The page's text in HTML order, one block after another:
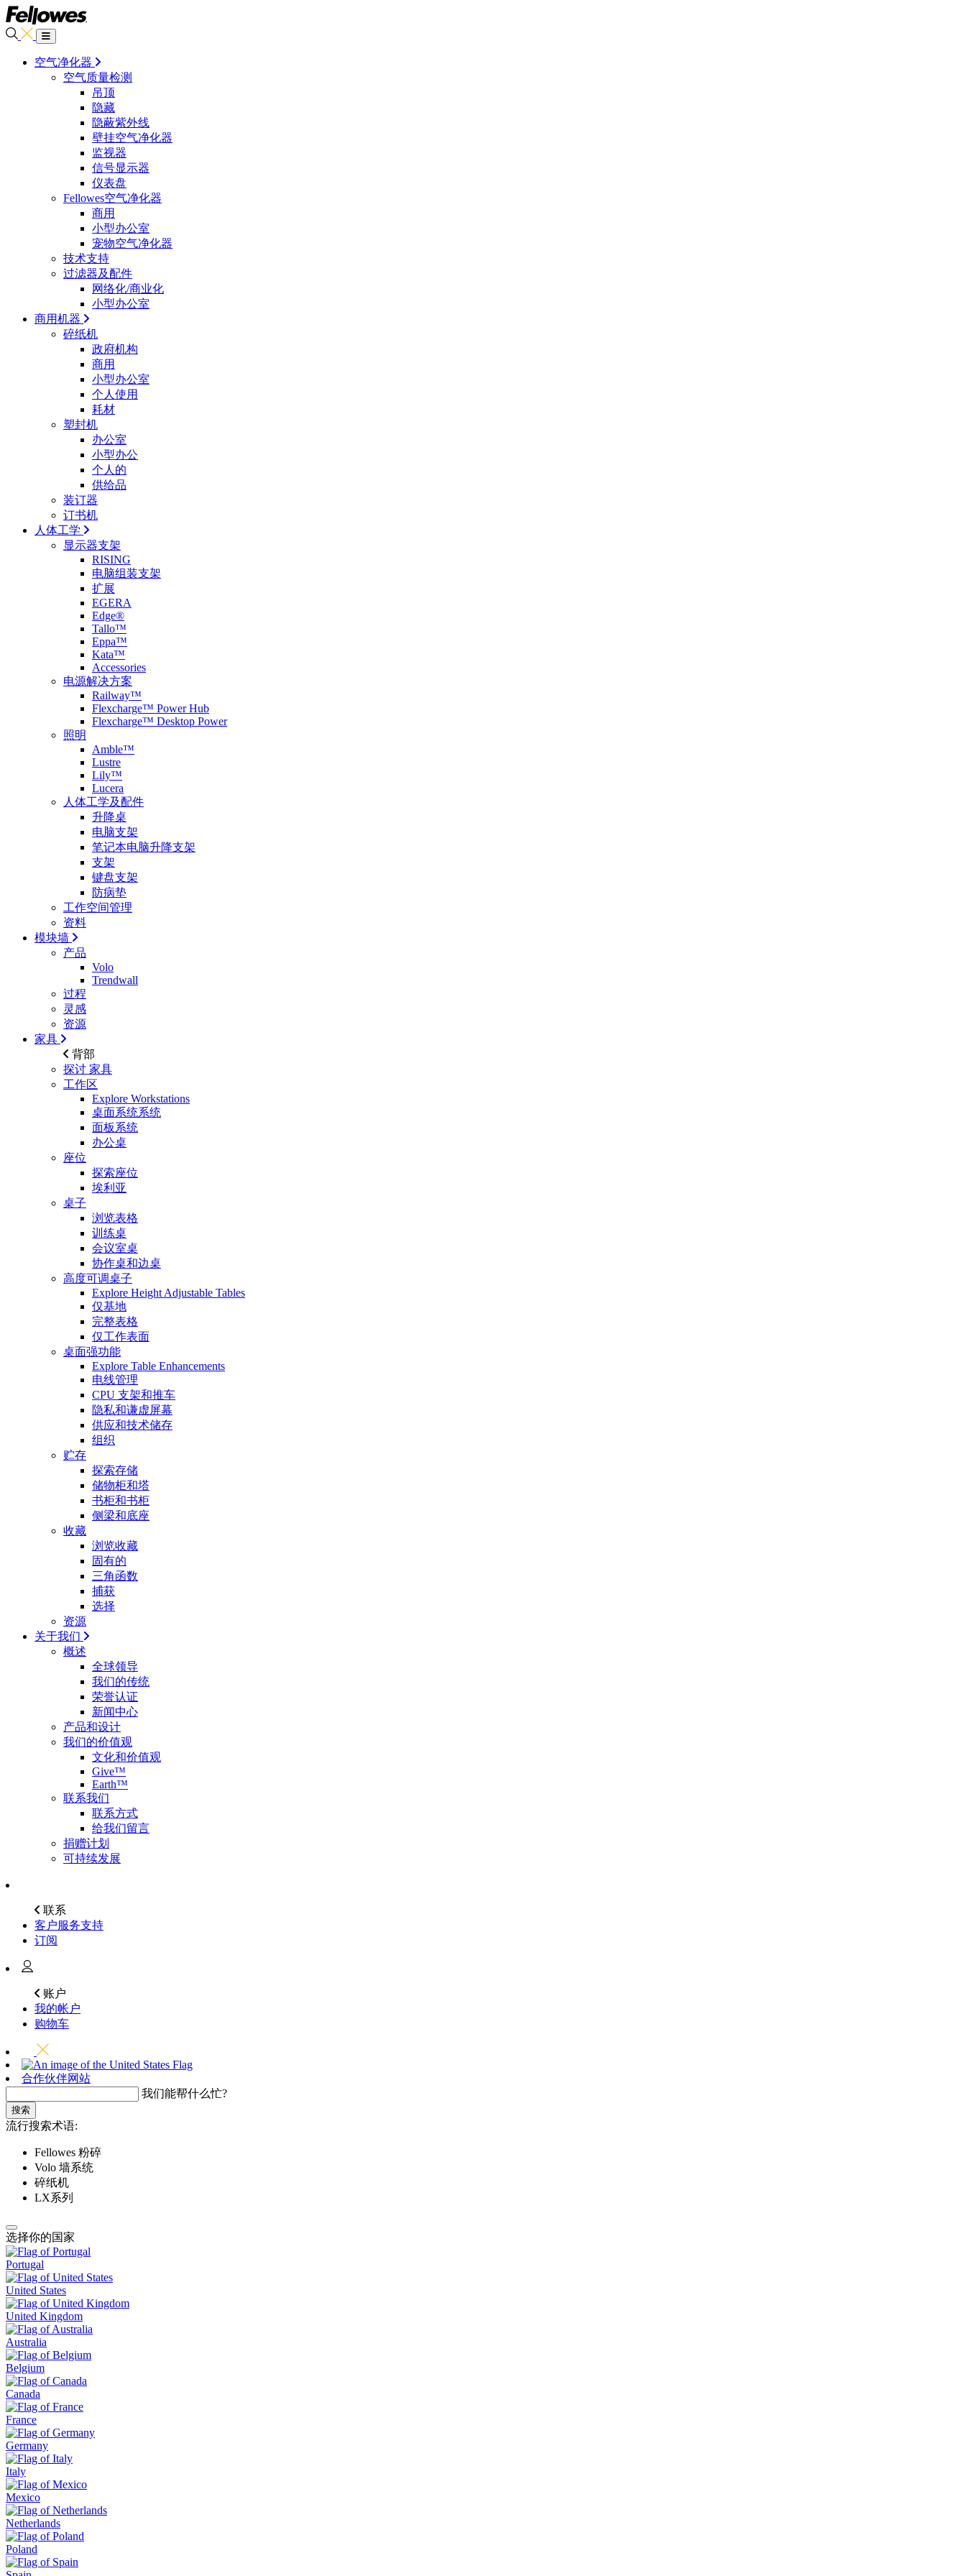
空气净化器
空气质量检测
吊顶
隐藏
隐蔽紫外线
壁挂空气净化器
监视器
信号显示器
仪表盘
Fellowes空气净化器
商用
小型办公室
宠物空气净化器
技术支持
过滤器及配件
网络化/商业化
小型办公室
商用机器
碎纸机
政府机构
商用
小型办公室
个人使用
耗材
塑封机
办公室
小型办公
个人的
供给品
装订器
订书机
人体工学
显示器支架
RISING
电脑组装支架
扩展
EGERA
Edge®
Tallo™
Eppa™
Kata™
Accessories
电源解决方案
Railway™
Flexcharge™ Power Hub
Flexcharge™ Desktop Power
照明
Amble™
Lustre
Lily™
Lucera
人体工学及配件
升降桌
电脑支架
笔记本电脑升降支架
支架
键盘支架
防病垫
工作空间管理
资料
模块墙
产品
Volo
Trendwall
过程
灵感
资源
家具
背部
探讨 家具
工作区
Explore Workstations
桌面系统系统
面板系统
办公桌
座位
探索座位
埃利亚
桌子
浏览表格
训练桌
会议室桌
协作桌和边桌
高度可调桌子
Explore Height Adjustable Tables
仅基地
完整表格
仅工作表面
桌面强功能
Explore Table Enhancements
电线管理
CPU 支架和推车
隐私和谦虚屏幕
供应和技术储存
组织
贮存
探索存储
储物柜和塔
书柜和书柜
侧梁和底座
收藏
浏览收藏
固有的
三角函数
捕获
选择
资源
关于我们
概述
全球领导
我们的传统
荣誉认证
新闻中心
产品和设计
我们的价值观
文化和价值观
Give™
Earth™
联系我们
联系方式
给我们留言
捐赠计划
可持续发展
联系
客户服务支持
订阅
账户
我的帐户
购物车
合作伙伴网站
我们能帮什么忙?
搜索
流行搜索术语:
Fellowes 粉碎
Volo 墙系统
碎纸机
LX系列
选择你的国家
Portugal
United States
United Kingdom
Australia
Belgium
Canada
France
Germany
Italy
Mexico
Netherlands
Poland